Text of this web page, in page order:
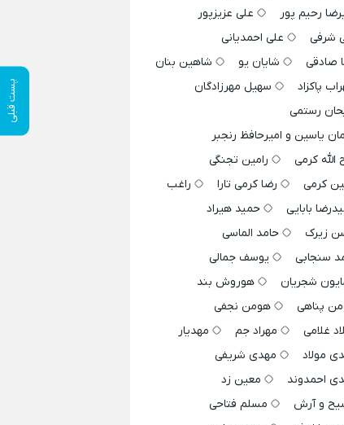
پست قبلی
رحیم پور
علی عزیزپور
شرفی
علی احمدیانی
صادقی
شایان یو
شاهین بنان
پاکزاد
سهیل مهرزادگان
رستمی
یاسین و امیرحافظ رنجبر
الله کرمی
رامین تجنگی
کرمی
رضا کرمی تارا
راغب
بابایی
حمید هیراد
زیرک
حامد الماسی
سنجابی
یوسف جمالی
شجریان
هوروش بند
پناهی
هومن نجفی
غلامی
مهراد جم
مهدیار
مولاد
مهدی شریفی
احمدوند
معین زد
و آرش
مسلم فتاحی